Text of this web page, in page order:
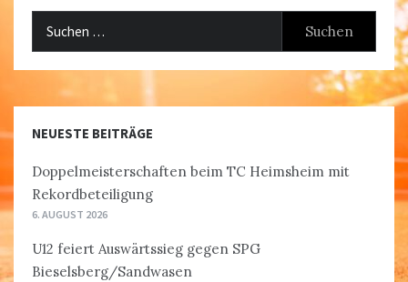
NEUESTE BEITRÄGE
Doppelmeisterschaften beim TC Heimsheim mit
Rekordbeteiligung
6. AUGUST 2026
U12 feiert Auswärtssieg gegen SPG
Bieselsberg/Sandwasen